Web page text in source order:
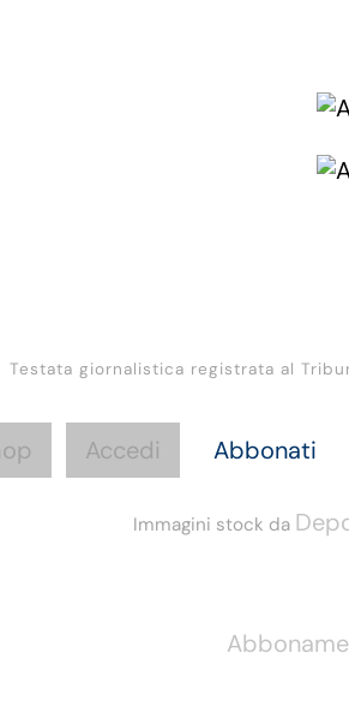
Testata giornalistica registrata al
Accedi Abbonati
Immagini stock da